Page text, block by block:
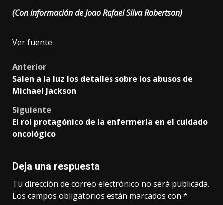
(Con información de Joao Rafael Silva Robertson)
Navegación
de
entradas
Ver fuente
Post
navigation
Anterior
Salen a la luz los detalles sobre los abusos de
Michael Jackson
Siguiente
El rol protagónico de la enfermería en el cuidado
oncológico
Deja una respuesta
Tu dirección de correo electrónico no será publicada.
Los campos obligatorios están marcados con *